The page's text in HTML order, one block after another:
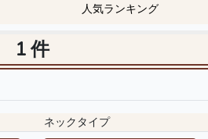
人気ランキング
1 件
ネックタイプ